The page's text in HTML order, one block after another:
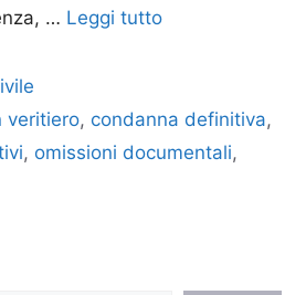
… Leggi tutto
veritiero, condanna definitiva,
, omissioni documentali,